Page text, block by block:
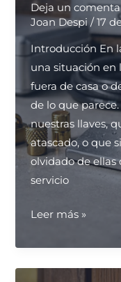
cerraduras?
Deja un
Joan Despi/17
Introducción En
una situación en
fuera de casa o
de lo que
nuestras llaves,
atascado, o que
olvidado de ellas
servicio
¿Dónde
contratar
un
Leer más »